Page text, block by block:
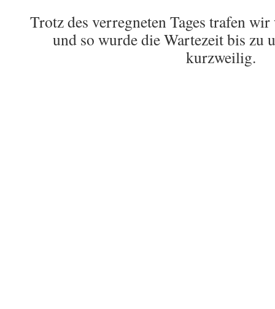
Trotz des verregneten Tages trafen
und so wurde die Wartezeit bis zu
kurzweilig.